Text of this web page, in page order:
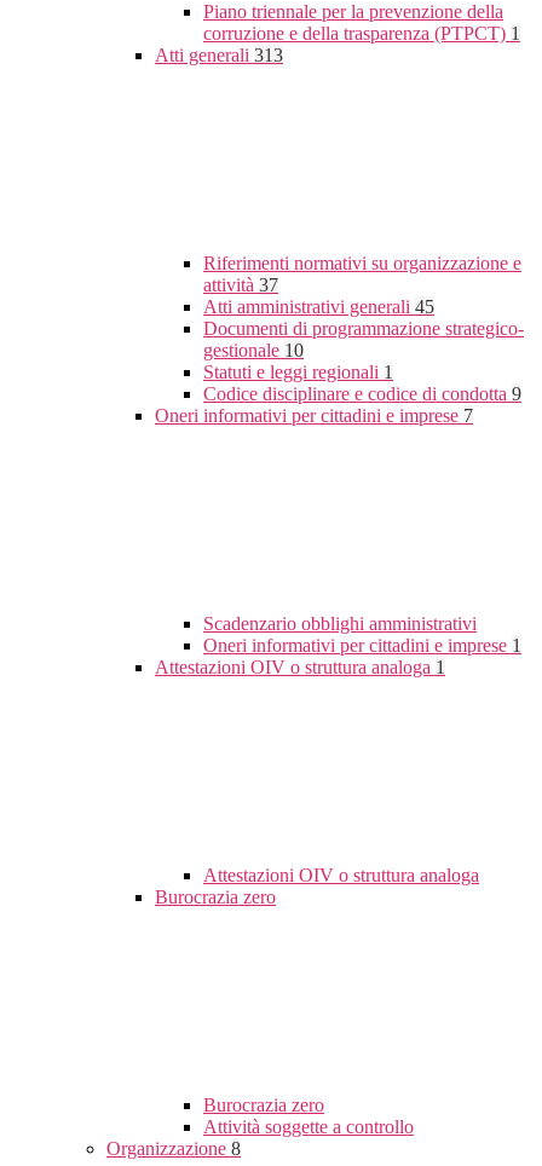
Piano triennale per la prevenzione della
corruzione e della trasparenza (PTPCT) 1
Atti generali 313
Riferimenti normativi su organizzazione e
attività 37
Atti amministrativi generali 45
Documenti di programmazione strategico-
gestionale 10
Statuti e leggi regionali 1
Codice disciplinare e codice di condotta 9
Oneri informativi per cittadini e imprese 7
Scadenzario obblighi amministrativi
Oneri informativi per cittadini e imprese 1
Attestazioni OIV o struttura analoga 1
Attestazioni OIV o struttura analoga
Burocrazia zero
Burocrazia zero
Attività soggette a controllo
Organizzazione 8